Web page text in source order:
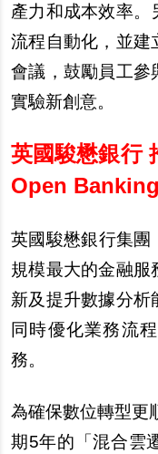
產力和成本效率
流程自動化，並建
會議，鼓勵員工參
實驗新創意。
英國駿懋銀行
Open
英國駿懋銀行集團
規模最大的金融服
新及提升數據分析
同時優化業務流
務。
為確保數位轉型更
期5年的「混合雲